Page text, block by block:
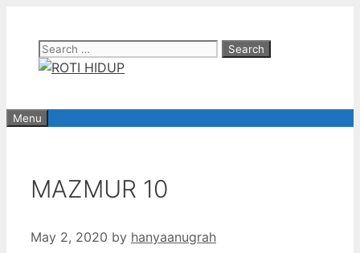
contentSearch
for:
Menu
MAZMUR 10
May 2, 2020 by hanyaanugrah